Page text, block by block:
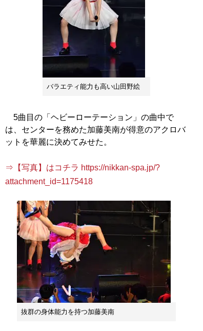
バラエティ能力も高い山田野絵
5曲目の「ヘビーローテーション」の曲中で
は、センターを務めた加藤美南が得意のアクロバ
ットを華麗に決めてみせた。
⇒【写真】はコチラ https://nikkan-spa.jp/?
attachment_id=1175418
抜群の身体能力を持つ加藤美南